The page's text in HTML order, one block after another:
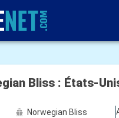
Bliss : États-
Norwegian Bliss